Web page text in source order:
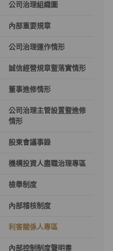
公司治理組織圖
內部重要規章
公司治理運作情形
誠信經營規章暨落實情形
董事進修情形
公司治理主管設置暨進修
情形
股東會議事錄
機構投資人盡職治理專區
檢舉制度
內部稽核制度
利害關係人專區
內部控制制度聲明書